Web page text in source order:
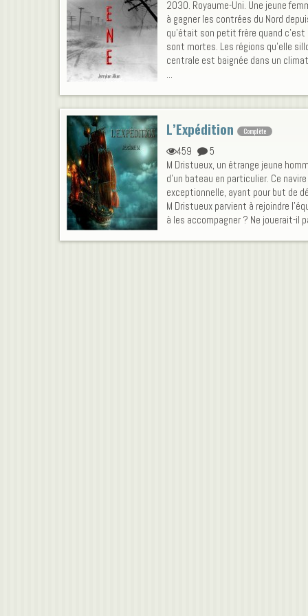
2030. Royaume-Uni. Une jeune
à gagner les contrées du Nord
qu'était son petit frère quand c'est
sont mortes. Les régions qu'elle
centrale est baignée dans un
...
L’Expédition Complète
459
5
M Dristueux, un étrange jeune
d'un bateau en particulier. Ce
exceptionnelle, ayant pour but de
M Dristueux parvient à rejoindre
à les accompagner ? Ne jouerait-il